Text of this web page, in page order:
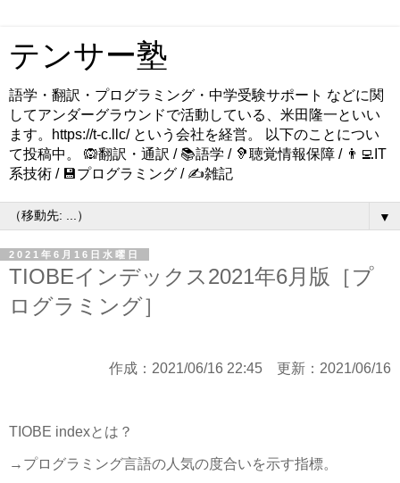
テンサー塾
語学・翻訳・プログラミング・中学受験サポート などに関
してアンダーグラウンドで活動している、米田隆一といい
ます。https://t-c.llc/ という会社を経営。 以下のことについ
て投稿中。 🙉翻訳・通訳 / 📚語学 / 🦻聴覚情報保障 / 👨‍💻IT
系技術 / 💾プログラミング / ✍️雑記
▼
2021年6月16日水曜日
TIOBEインデックス2021年6月版［プ
ログラミング］
作成： 2021/06/16 22:45 更新： 2021/06/16
TIOBE indexとは？
→プログラミング言語の人気の度合いを示す指標。